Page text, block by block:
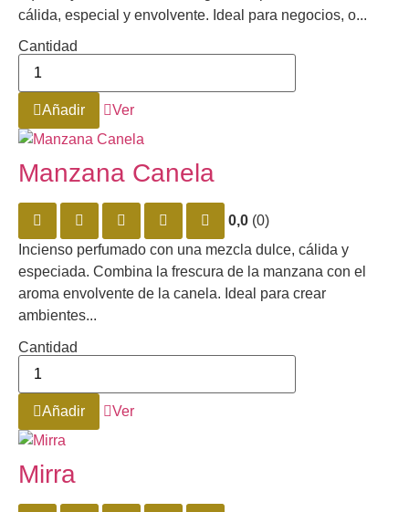
cálida, especial y envolvente. Ideal para negocios, o...
Cantidad
Añadir Ver
Manzana Canela
0,0 (0)
Incienso perfumado con una mezcla dulce, cálida y
especiada. Combina la frescura de la manzana con el
aroma envolvente de la canela. Ideal para crear
ambientes...
Cantidad
Añadir Ver
Mirra